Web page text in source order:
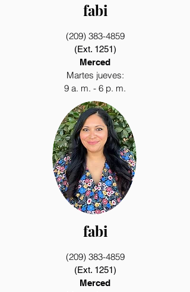
fabi
(209) 383-4859
(Ext. 1251)
Merced
Martes jueves:
9 a. m. - 6 p. m.
fabi
(209) 383-4859
(Ext. 1251)
Merced